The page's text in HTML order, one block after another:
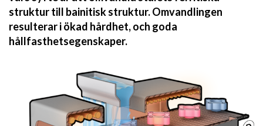
struktur till bainitisk struktur. Omvandlingen
resulterar i ökad hårdhet, och goda
hållfasthetsegenskaper.